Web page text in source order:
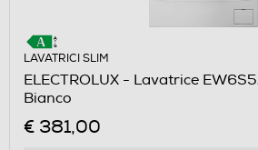
LAVATRICI SLIM
ELECTROLUX - Lavatrice
Bianco
€ 381,00